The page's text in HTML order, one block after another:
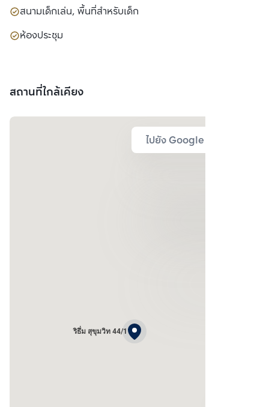
สนามเด็กเล่น, พื้นที่สำหรับเด็ก
ห้องประชุม
สถานที่ใกล้เคียง
ไปยัง Google Map
ริธึ่ม สุขุมวิท 44/1